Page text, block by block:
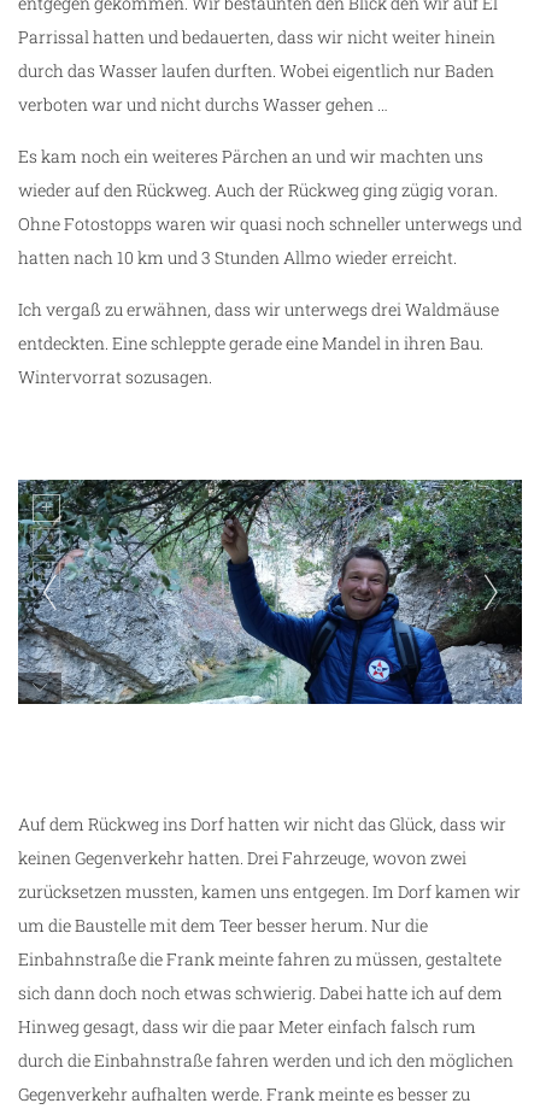
Parrissal hatten und bedauerten, dass wir nicht weiter hinein
durch das Wasser laufen durften. Wobei eigentlich nur Baden
verboten war und nicht durchs Wasser gehen …
Es kam noch ein weiteres Pärchen an und wir machten uns
wieder auf den Rückweg. Auch der Rückweg ging zügig voran.
Ohne Fotostopps waren wir quasi noch schneller unterwegs und
hatten nach 10 km und 3 Stunden Allmo wieder erreicht.
Ich vergaß zu erwähnen, dass wir unterwegs drei Waldmäuse
entdeckten. Eine schleppte gerade eine Mandel in ihren Bau.
Wintervorrat sozusagen.
Auf dem Rückweg ins Dorf hatten wir nicht das Glück, dass wir
keinen Gegenverkehr hatten. Drei Fahrzeuge, wovon zwei
zurücksetzen mussten, kamen uns entgegen. Im Dorf kamen wir
um die Baustelle mit dem Teer besser herum. Nur die
Einbahnstraße die Frank meinte fahren zu müssen, gestaltete
sich dann doch noch etwas schwierig. Dabei hatte ich auf dem
Hinweg gesagt, dass wir die paar Meter einfach falsch rum
durch die Einbahnstraße fahren werden und ich den möglichen
Gegenverkehr aufhalten werde. Frank meinte es besser zu